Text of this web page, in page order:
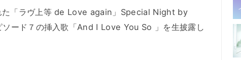
「ラヴ上等 de Love again」Special Night by
ソード７の挿入歌「And I Love You So 」を生披露し